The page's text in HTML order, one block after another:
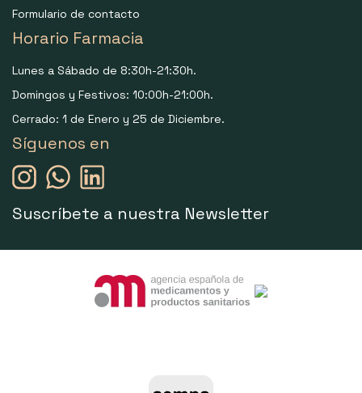
Formulario de contacto
Horario Farmacia
Lunes a Sábado de 8:30h-21:30h.
Domingos y Festivos: 10:00h-21:00h.
Cerrado: 1 de Enero y 25 de Diciembre.
Síguenos en
Suscríbete a nuestra Newsletter